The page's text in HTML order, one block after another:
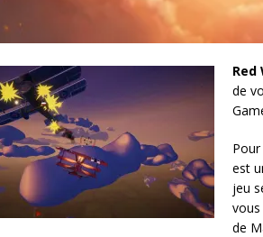
Red
de
est
jeu
vous
de